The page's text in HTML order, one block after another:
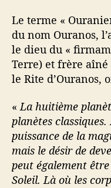
Le terme «
du nom Ouranos,
le dieu du «
Terre) et frère aîné
le Rite d’Ouranos,
«La huitième
planètes
puissance de la
mais le désir de
peut également
Soleil. Là où les